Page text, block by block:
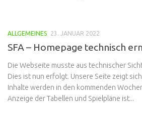
ALLGEMEINES 23. JANUAR 2022
SFA – Homepage technisch
Die Webseite musste aus technischer
Dies ist nun erfolgt. Unsere Seite zeigt
Inhalte werden in den kommenden
Anzeige der Tabellen und Spielpläne ist...